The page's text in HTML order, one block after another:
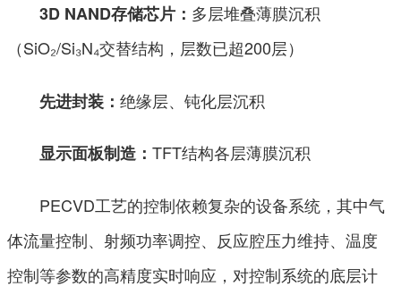
3D NAND存储芯片： 多层堆叠薄膜沉积
（SiO₂/Si₃N₄交替结构，层数已超200层）
先进封装：绝缘层、钝化层沉积
显示面板制造：TFT结构各层薄膜沉积
PECVD工艺的控制依赖复杂的设备系统，其中气
体流量控制、射频功率调控、反应腔压力维持、温度
控制等参数的高精度实时响应，对控制系统的底层计